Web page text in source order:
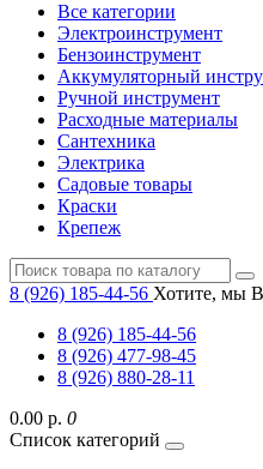
Все категории
Электроинструмент
Бензоинструмент
Аккумуляторный
Ручной инструмент
Расходные материалы
Сантехника
Электрика
Садовые товары
Краски
Крепеж
8 (926) 185-44-56 Хотите, мы
8 (926) 185-44-56
8 (926) 477-98-45
8 (926) 880-28-11
0.00 р. 0
Список категорий